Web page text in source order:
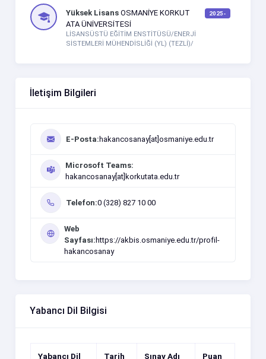
Yüksek LisansOSMANİYE KORKUT
ATA ÜNİVERSİTESİ
LİSANSÜSTÜ EĞİTİM ENSTİTÜSÜ/ENERJİ
SİSTEMLERİ MÜHENDİSLİĞİ (YL) (TEZLİ)/
2025-
İletişim Bilgileri
E-Posta: hakancosanay[at]osmaniye.edu.tr
Microsoft Teams:
hakancosanay[at]korkutata.edu.tr
Telefon:0 (328) 827 10 00
Web
Sayfası: https://akbis.osmaniye.edu.tr/profil-
hakancosanay
Yabancı Dil Bilgisi
Yabancı Dil Tarih Sınav Adı Puan